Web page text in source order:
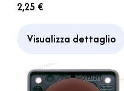
Caravan Camper
2,25 €
Visualizza dettaglio